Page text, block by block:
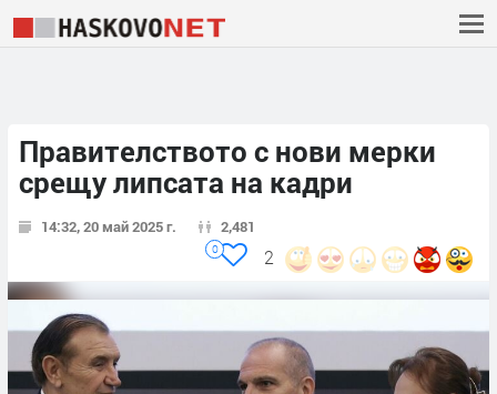
Правителството с нови мерки
срещу липсата на кадри
14:32, 20 май 2025 г. 2,481
2
0